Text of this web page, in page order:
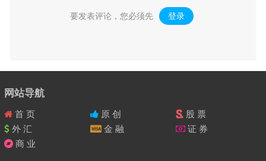
要发表评论，您必须先 登录 。
网站导航
首 页 原 创
股 票
外 汇
金 融
证 券
商 业